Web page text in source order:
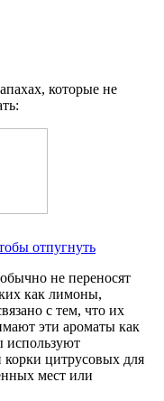
которые не
отпугнуть
не переносят
как лимоны,
с тем, что их
эти ароматы как
используют
цитрусовых для
мест или